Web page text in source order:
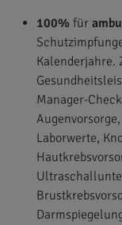
100% für
Kalenderjahre.
Manager-
Laborwerte,